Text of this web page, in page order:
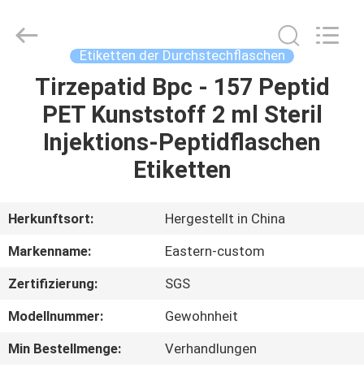
HAUS
PRODUKTE
UNS
AUSFLUG
QUALITÄTSKONTROLLE
Etiketten der Durchstechflaschen
Tirzepatid Bpc - 157 Peptid
PET Kunststoff 2 ml Steril
Injektions-Peptidflaschen
Etiketten
Herkunftsort:
Hergestellt in China
Markenname:
Eastern-custom
Zertifizierung:
SGS
Modellnummer:
Gewohnheit
Min Bestellmenge:
Verhandlungen